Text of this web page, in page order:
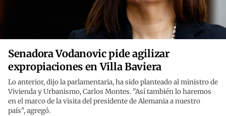
Senadora Vodanovic pide agilizar
expropiaciones en Villa Baviera
Lo anterior, dijo la parlamentaria, ha sido planteado al ministro de
Vivienda y Urbanismo, Carlos Montes. "Así también lo haremos
en el marco de la visita del presidente de Alemania a nuestro
país", agregó.